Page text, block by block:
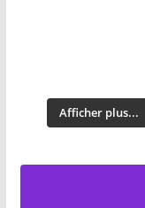
Afficher plus...